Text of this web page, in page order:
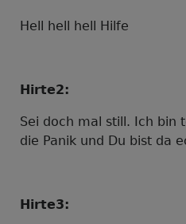
Hell hell hell Hilfe
Hirte2:
Sei doch mal still. Ich bin
die Panik und Du bist da
Hirte3: